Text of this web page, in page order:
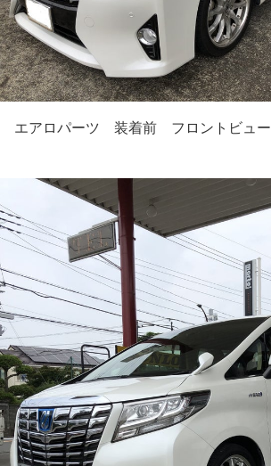
エアロパーツ 装着前 フロントビュー